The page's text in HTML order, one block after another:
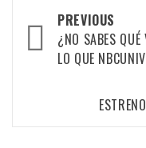
Post
navigation
PREVIOUS
¿NO SABES QUÉ
LO QUE